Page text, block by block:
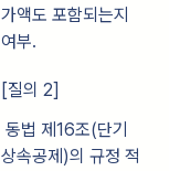
가액도 포함되는지
여부.
[질의 2]
동법 제16조(단기
상속공제)의 규정 적